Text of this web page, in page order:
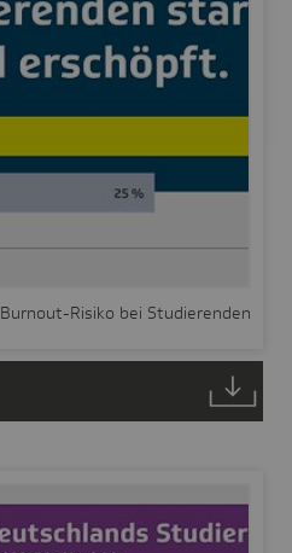
Burnout-Risiko bei Studierenden